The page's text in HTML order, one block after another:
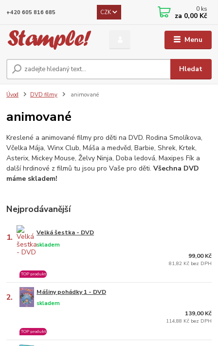
Menu
CZK
Hledat
+420 605 816 685 0 ks
za 0,00 Kč
Úvod DVD filmy animované
animované
Kreslené a animované filmy pro děti na DVD. Rodina Smolíkova,
Včelka Mája, Winx Club, Máša a medvěd, Barbie, Shrek, Krtek,
Asterix, Mickey Mouse, Želvy Ninja, Doba ledová, Maxipes Fík a
další hrdinové z filmů tu jsou pro Vaše pro děti.Všechna DVD
máme skladem!
Nejprodávanější
1. Velká šestka - DVD
skladem
TOP produkt
99,00 Kč
81,82 Kč bez DPH
2. Mášiny pohádky 1 - DVD
skladem
TOP produkt
139,00 Kč
114,88 Kč bez DPH